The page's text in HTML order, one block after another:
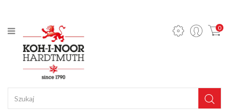
Ołówki
mechaniczne
i wkłady
Ołówki
grafitowe
Kredki
0